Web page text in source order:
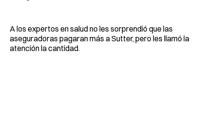
A los expertos en salud no les sorprendió que las
aseguradoras pagaran más a Sutter, pero les llamó la
atención la cantidad.